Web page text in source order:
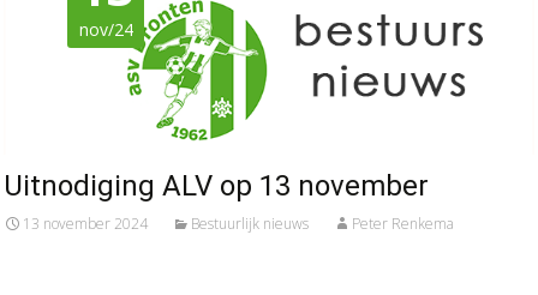
nov/24
Uitnodiging ALV op 13 november
13 november 2024 Bestuurlijk nieuws Peter Renkema